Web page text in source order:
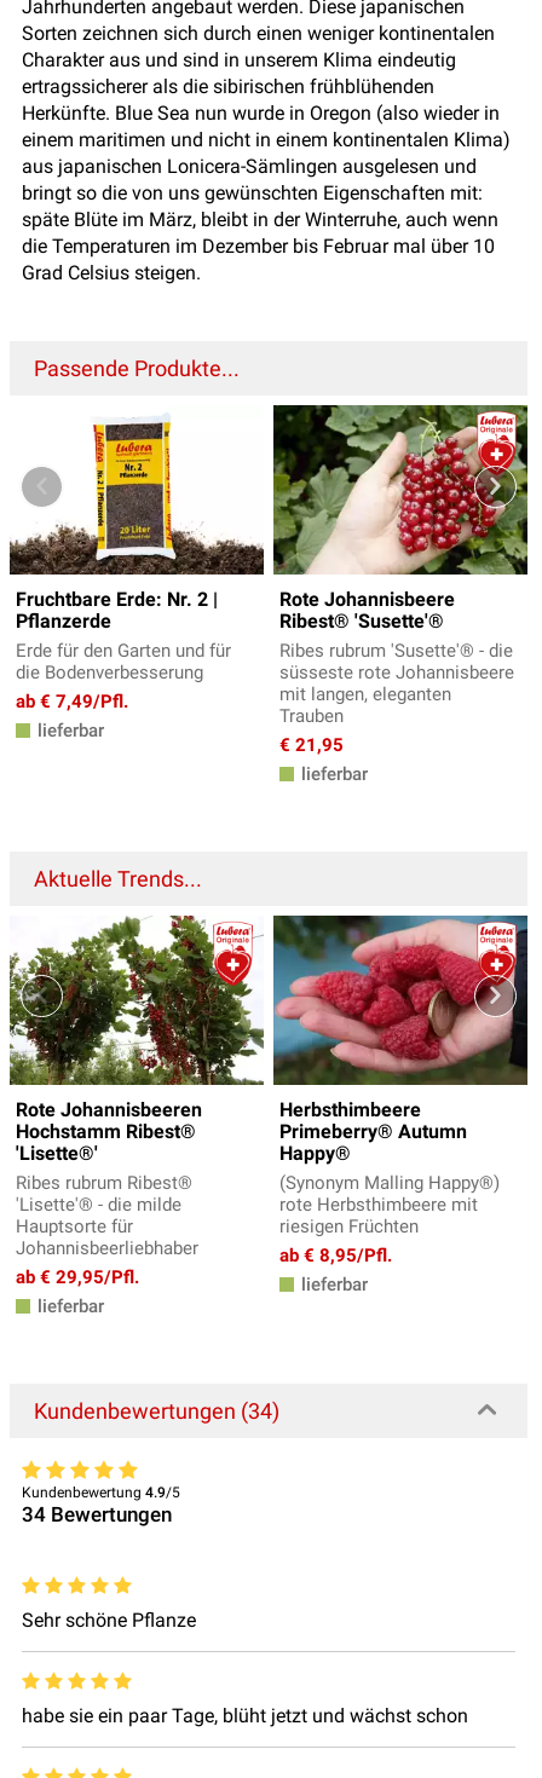
Jahrhunderten angebaut werden. Diese japanischen
Sorten zeichnen sich durch einen weniger kontinentalen
Charakter aus und sind in unserem Klima eindeutig
ertragssicherer als die sibirischen frühblühenden
Herkünfte. Blue Sea nun wurde in Oregon (also wieder in
einem maritimen und nicht in einem kontinentalen Klima)
aus japanischen Lonicera-Sämlingen ausgelesen und
bringt so die von uns gewünschten Eigenschaften mit:
späte Blüte im März, bleibt in der Winterruhe, auch wenn
die Temperaturen im Dezember bis Februar mal über 10
Grad Celsius steigen.
Passende Produkte...
Fruchtbare Erde: Nr. 2 |
Pflanzerde
Erde für den Garten und für
die Bodenverbesserung
ab € 7,49/Pfl.
lieferbar
Rote Johannisbeere
Ribest® 'Susette'®
Ribes rubrum 'Susette'® - die
süsseste rote Johannisbeere
mit langen, eleganten
Trauben
€ 21,95
lieferbar
Aktuelle Trends...
Rote Johannisbeeren
Hochstamm Ribest®
'Lisette®'
Ribes rubrum Ribest®
'Lisette'® - die milde
Hauptsorte für
Johannisbeerliebhaber
ab € 29,95/Pfl.
lieferbar
Herbsthimbeere
Primeberry® Autumn
Happy®
(Synonym Malling Happy®)
rote Herbsthimbeere mit
riesigen Früchten
ab € 8,95/Pfl.
lieferbar
Kundenbewertungen (34)
Kundenbewertung 4.9/5
34 Bewertungen
Sehr schöne Pflanze
habe sie ein paar Tage, blüht jetzt und wächst schon